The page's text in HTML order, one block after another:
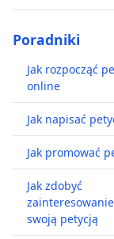
Poradniki
Jak rozpocząć
online
Jak napisać
Jak promować
Jak zdobyć
swoją petycją